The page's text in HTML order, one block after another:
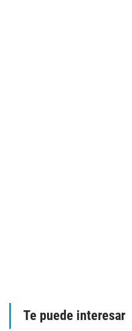
Te puede interesar